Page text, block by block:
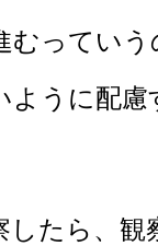
むってい
ように配
したら、観